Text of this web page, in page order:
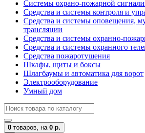
Системы охрано-пожарной
Средства и системы контроля и
Средства и системы оповещения,
трансляции
Средства и системы охранно-
Средства и системы охранного
Средства пожаротушения
Шкафы, щиты и боксы
Шлагбаумы и автоматика для ворот
Электрооборудование
Умный дом
0 товаров, на 0 р.